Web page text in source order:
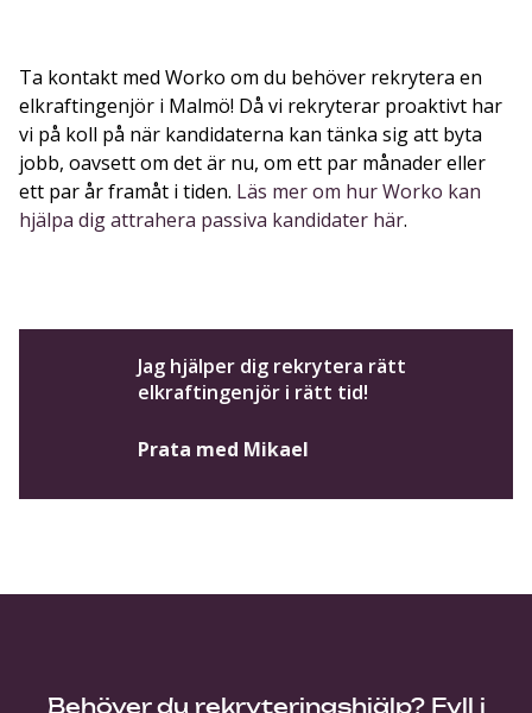
Jag hjälper dig rekrytera rätt
elkraftingenjör i rätt tid!
Prata med Mikael
Ta kontakt med Worko om du behöver rekrytera en
elkraftingenjör i Malmö! Då vi rekryterar proaktivt har
vi på koll på när kandidaterna kan tänka sig att byta
jobb, oavsett om det är nu, om ett par månader eller
ett par år framåt i tiden. Läs mer om hur Worko kan
hjälpa dig attrahera passiva kandidater här.
Behöver du rekryteringshjälp? Fyll i